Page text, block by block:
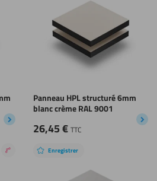
Panneau HPL structuré 6mm
blanc crème RAL 9001
26,45€ TTC
RevêtementEnregistrer